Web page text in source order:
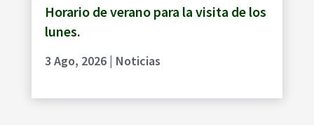
Horario de verano para la visita de los
lunes.
3 Ago, 2026| Noticias